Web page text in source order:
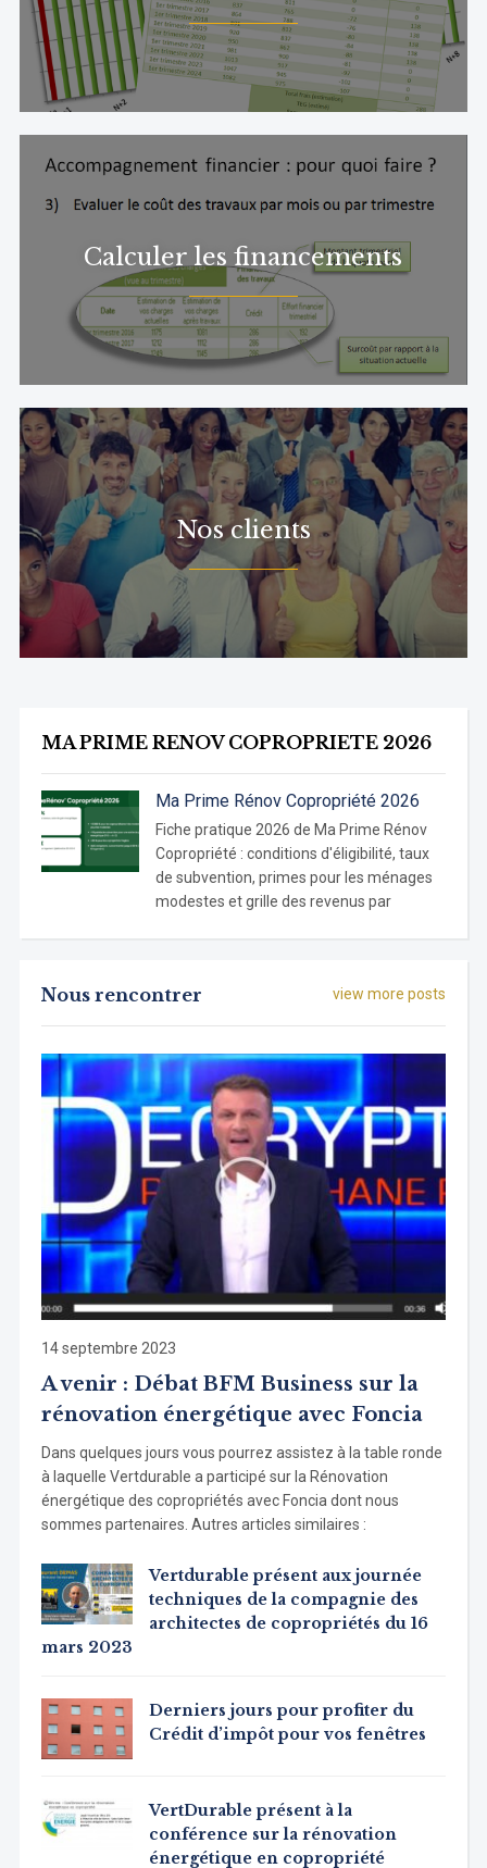
Calculer les financements
Nos clients
MA PRIME RENOV COPROPRIETE 2026
Ma Prime Rénov Copropriété 2026
Fiche pratique 2026 de Ma Prime Rénov
Copropriété : conditions d'éligibilité, taux
de subvention, primes pour les ménages
modestes et grille des revenus par
view more posts
Nous rencontrer
14 septembre 2023
A venir : Débat BFM Business sur la
rénovation énergétique avec Foncia
Dans quelques jours vous pourrez assistez à la table ronde
à laquelle Vertdurable a participé sur la Rénovation
énergétique des copropriétés avec Foncia dont nous
sommes partenaires. Autres articles similaires :
Vertdurable présent aux journée
techniques de la compagnie des
architectes de copropriétés du 16
mars 2023
Derniers jours pour profiter du
Crédit d’impôt pour vos fenêtres
VertDurable présent à la
conférence sur la rénovation
énergétique en copropriété